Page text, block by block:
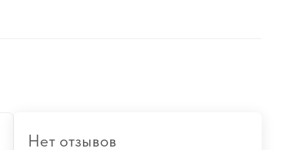
Нет отзывов